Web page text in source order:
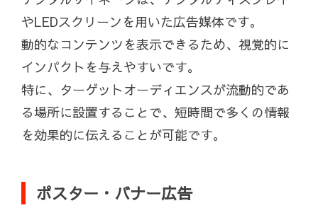
やLEDスクリーンを用いた広告媒体です。
動的なコンテンツを表示できるため、視覚的に
インパクトを与えやすいです。
特に、ターゲットオーディエンスが流動的であ
る場所に設置することで、短時間で多くの情報
を効果的に伝えることが可能です。
ポスター・バナー広告